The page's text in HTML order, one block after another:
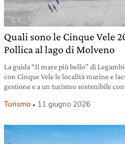
Quali sono le Cinque Vele
Pollica al lago di Molveno
La guida “Il mare più bello” di
con Cinque Vele le località marine e
gestione e a un turismo sostenibile
Turismo 11 giugno 2026